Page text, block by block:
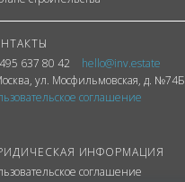
637 80 42
hello@inv.estate
, ул. Мосфильмовская, д. №74Б
соглашение
ИНФОРМАЦИЯ
соглашение